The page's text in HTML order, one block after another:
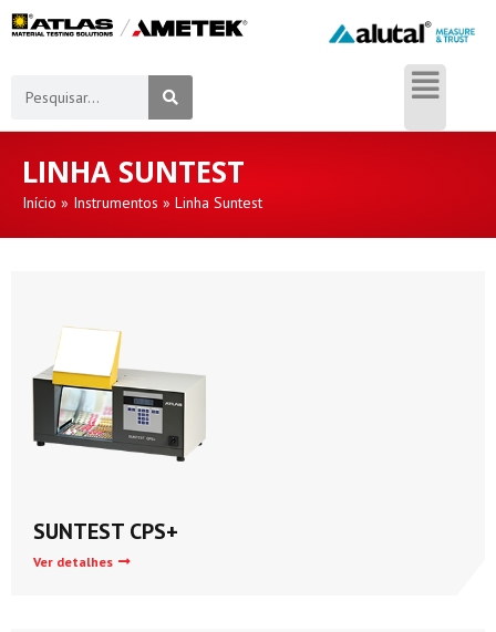
LINHA SUNTEST
Início » Instrumentos » Linha Suntest
SUNTEST CPS+
Ver detalhes